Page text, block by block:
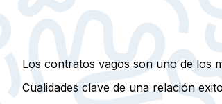
Los contratos vagos son uno de los
Cualidades clave de una relación